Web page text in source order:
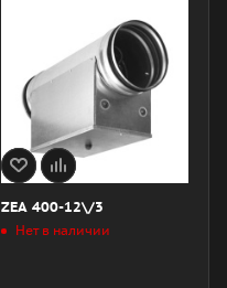
ZEA 400-12\/3
Нет в наличии